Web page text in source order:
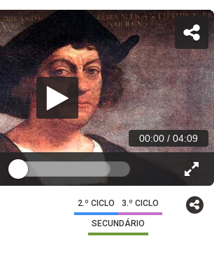
00:00 / 04:09
2.º CICLO 3.º CICLO
SECUNDÁRIO